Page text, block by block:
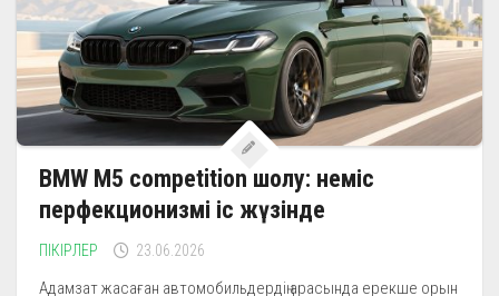
BMW M5 competition шолу: неміс
перфекционизмі іс жүзінде
ПІКІРЛЕР 23.06.2026
Адамзат жасаған автомобильдердің арасында ерекше орын